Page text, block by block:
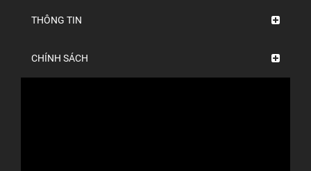
THÔNG TIN
CHÍNH SÁCH